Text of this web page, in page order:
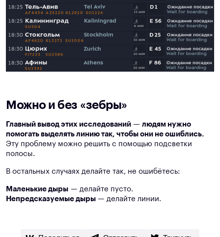
Можно и без «зебры»
Главный вывод этих исследований — людям нужно
помогать выделять линию так, чтобы они не ошиблись.
Эту проблему можно решить с помощью подсветки
полосы.
В остальных случаях делайте так, не ошибётесь:
Маленькие дыры — делайте пусто.
Непредсказуемые дыры — делайте линии.